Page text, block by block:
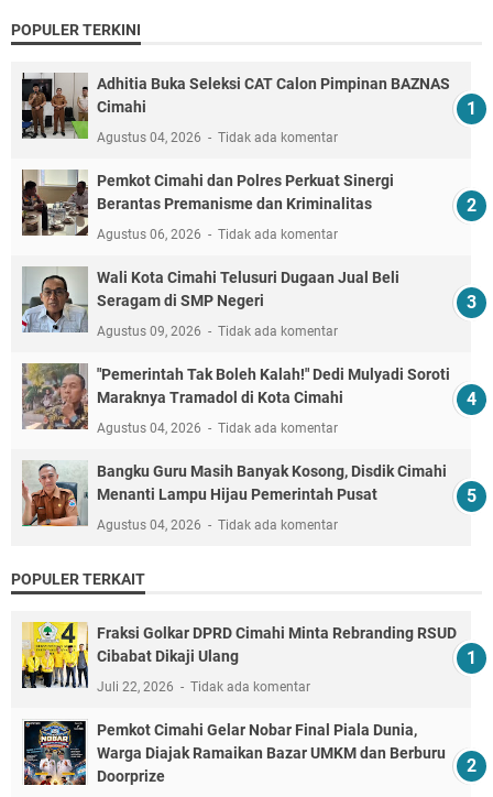
POPULER TERKINI
Adhitia Buka Seleksi CAT Calon Pimpinan BAZNAS
Cimahi
Agustus 04, 2026 Tidak ada komentar
Pemkot Cimahi dan Polres Perkuat Sinergi
Berantas Premanisme dan Kriminalitas
Agustus 06, 2026 Tidak ada komentar
Wali Kota Cimahi Telusuri Dugaan Jual Beli
Seragam di SMP Negeri
Agustus 09, 2026 Tidak ada komentar
"Pemerintah Tak Boleh Kalah!" Dedi Mulyadi Soroti
Maraknya Tramadol di Kota Cimahi
Agustus 04, 2026 Tidak ada komentar
Bangku Guru Masih Banyak Kosong, Disdik Cimahi
Menanti Lampu Hijau Pemerintah Pusat
Agustus 04, 2026 Tidak ada komentar
POPULER TERKAIT
Fraksi Golkar DPRD Cimahi Minta Rebranding RSUD
Cibabat Dikaji Ulang
Juli 22, 2026 Tidak ada komentar
Pemkot Cimahi Gelar Nobar Final Piala Dunia,
Warga Diajak Ramaikan Bazar UMKM dan Berburu
Doorprize